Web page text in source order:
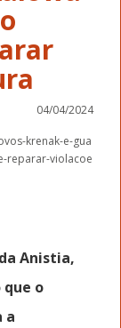
04/04/2024
krenak-e-gua
reparar-violacoe
Anistia,
o
a